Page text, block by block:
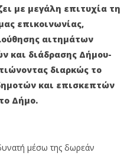
με μεγάλη επιτυχία τη
επικοινωνίας,
αιτημάτων
και διάδρασης Δήμου-
διαρκώς το
και επισκεπτών
Δήμο.
μέσω της δωρεάν